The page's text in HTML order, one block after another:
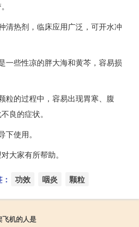
清热剂，临床应用广泛，可开水冲
一些性凉的胖大海和黄芩，容易损
粒的过程中，容易出现胃寒、腹
良的症状。
使用。
大家有所帮助。
功效 咽炎 颗粒
飞机的人是